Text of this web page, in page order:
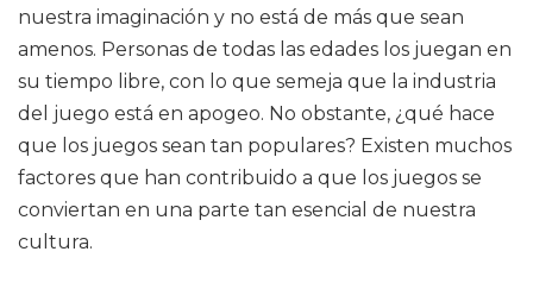
nuestra imaginación y no está de más que sean
amenos. Personas de todas las edades los juegan en
su tiempo libre, con lo que semeja que la industria
del juego está en apogeo. No obstante, ¿qué hace
que los juegos sean tan populares? Existen muchos
factores que han contribuido a que los juegos se
conviertan en una parte tan esencial de nuestra
cultura.